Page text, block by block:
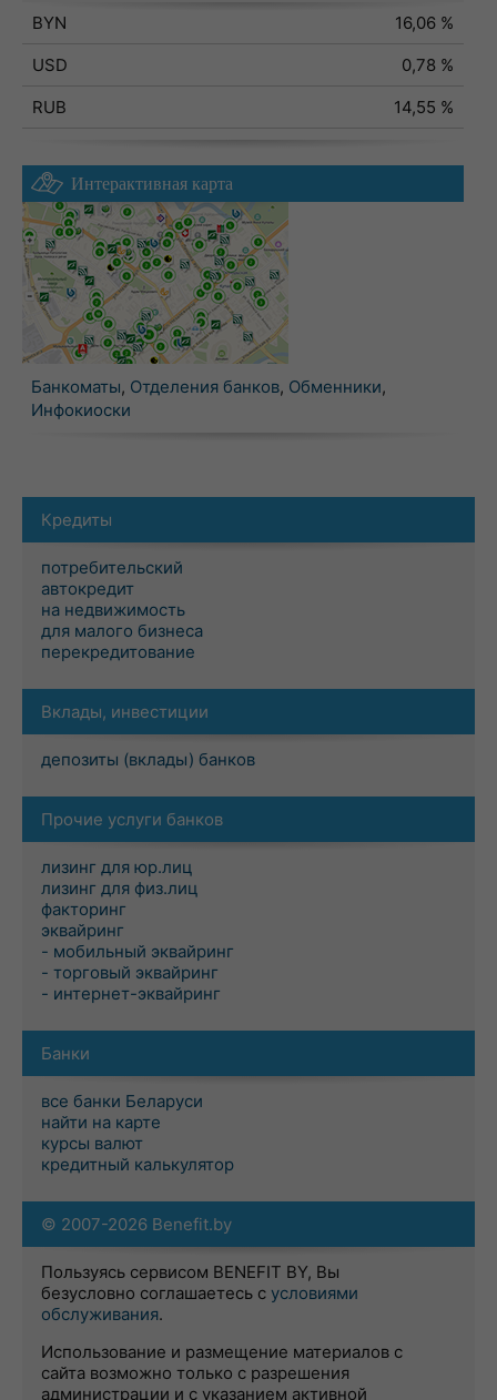
BYN
16,06 %
USD
0,78 %
RUB
14,55 %
Интерактивная карта
Банкоматы, Отделения банков, Обменники,
Инфокиоски
Кредиты
потребительский
автокредит
на недвижимость
для малого бизнеса
перекредитование
Вклады, инвестиции
депозиты (вклады) банков
Прочие услуги банков
лизинг для юр.лиц
лизинг для физ.лиц
факторинг
эквайринг
- мобильный эквайринг
- торговый эквайринг
- интернет-эквайринг
Банки
все банки Беларуси
найти на карте
курсы валют
кредитный калькулятор
© 2007-2026 Benefit.by
Пользуясь сервисом BENEFIT BY, Вы
безусловно соглашаетесь с условиями
обслуживания.
Использование и размещение материалов с
сайта возможно только с разрешения
администрации и с указанием активной